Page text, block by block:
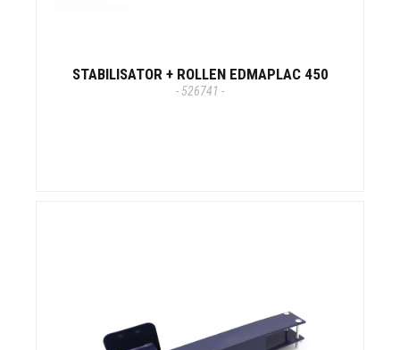
STABILISATOR + ROLLEN EDMAPLAC 450
- 526741 -